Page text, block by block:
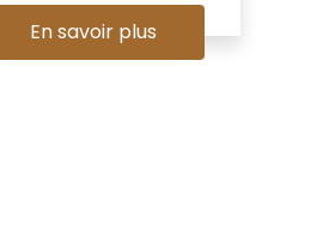
En savoir plus